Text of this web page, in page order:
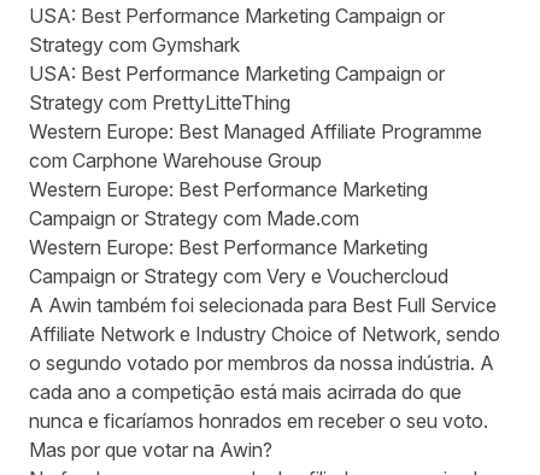
USA: Best Performance Marketing Campaign or
Strategy com Gymshark
USA: Best Performance Marketing Campaign or
Strategy com PrettyLitteThing
Western Europe: Best Managed Affiliate Programme
com Carphone Warehouse Group
Western Europe: Best Performance Marketing
Campaign or Strategy com Made.com
Western Europe: Best Performance Marketing
Campaign or Strategy com Very e Vouchercloud
A Awin também foi selecionada para Best Full Service
Affiliate Network e Industry Choice of Network, sendo
o segundo votado por membros da nossa indústria. A
cada ano a competição está mais acirrada do que
nunca e ficaríamos honrados em receber o seu voto.
Mas por que votar na Awin?